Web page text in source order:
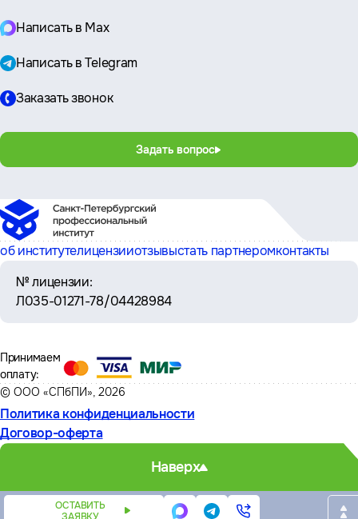
Написать в Max
Написать в Telegram
Заказать звонок
Задать вопрос
об институтелицензииотзывыстать партнеромконтакты
№ лицензии:
Л035-01271-78/04428984
© ООО «СПбПИ», 2026
Политика конфиденциальности
Договор-оферта
Принимаем
оплату:
Наверх
ОСТАВИТЬ